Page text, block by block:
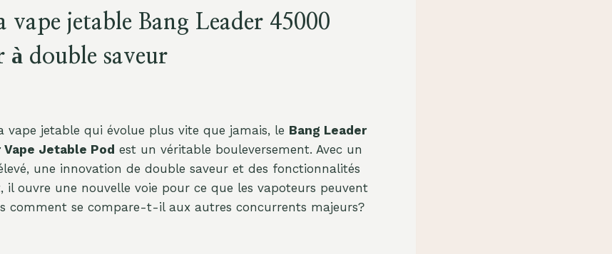
vape jetable Bang Leader 45000
double saveur
vape jetable qui évolue plus vite que jamais, le Bang Leader
Jetable Pod est un véritable bouleversement. Avec un
une innovation de double saveur et des fonctionnalités
ouvre une nouvelle voie pour ce que les vapoteurs peuvent
comment se compare-t-il aux autres concurrents majeurs?